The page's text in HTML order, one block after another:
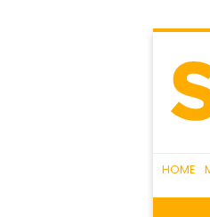
HOME